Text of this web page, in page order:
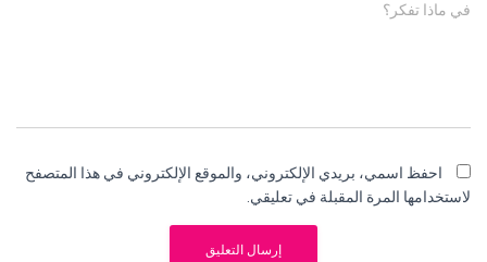
في ماذا تفكر؟
احفظ اسمي، بريدي الإلكتروني، والموقع الإلكتروني في هذا المتصفح
لاستخدامها المرة المقبلة في تعليقي.